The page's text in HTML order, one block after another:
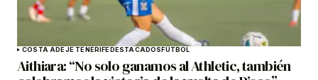
COSTA ADEJE TENERIFEDESTACADOSFÚTBOL
Aithiara: “No solo ganamos al Athletic, también